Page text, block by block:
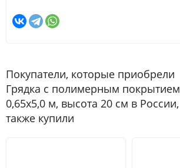
Покупатели, которые приобрели
Грядка с полимерным покрытием
0,65х5,0 м, высота 20 см в России,
также купили